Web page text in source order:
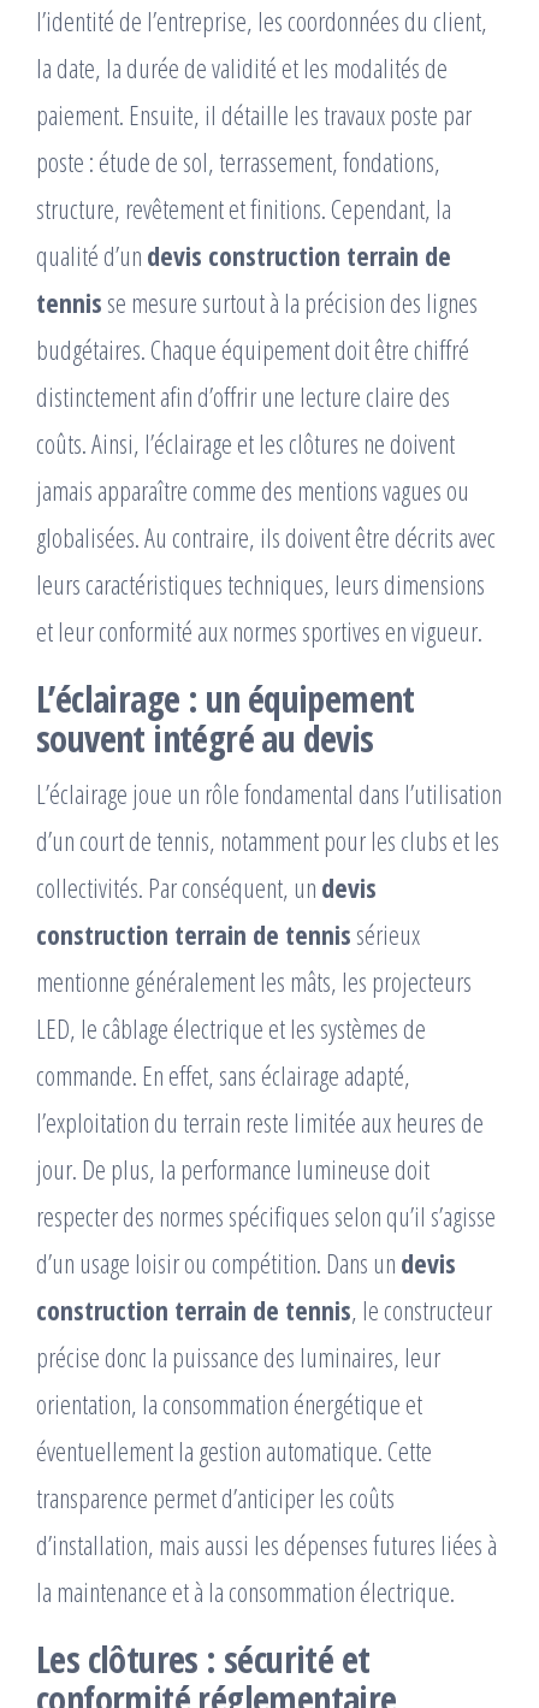
l’identité de l’entreprise, les coordonnées du client,
la date, la durée de validité et les modalités de
paiement. Ensuite, il détaille les travaux poste par
poste : étude de sol, terrassement, fondations,
structure, revêtement et finitions. Cependant, la
qualité d’un devis construction terrain de
tennis se mesure surtout à la précision des lignes
budgétaires. Chaque équipement doit être chiffré
distinctement afin d’offrir une lecture claire des
coûts. Ainsi, l’éclairage et les clôtures ne doivent
jamais apparaître comme des mentions vagues ou
globalisées. Au contraire, ils doivent être décrits avec
leurs caractéristiques techniques, leurs dimensions
et leur conformité aux normes sportives en vigueur.
L’éclairage : un équipement
souvent intégré au devis
L’éclairage joue un rôle fondamental dans l’utilisation
d’un court de tennis, notamment pour les clubs et les
collectivités. Par conséquent, un devis
construction terrain de tennis sérieux
mentionne généralement les mâts, les projecteurs
LED, le câblage électrique et les systèmes de
commande. En effet, sans éclairage adapté,
l’exploitation du terrain reste limitée aux heures de
jour. De plus, la performance lumineuse doit
respecter des normes spécifiques selon qu’il s’agisse
d’un usage loisir ou compétition. Dans un devis
construction terrain de tennis, le constructeur
précise donc la puissance des luminaires, leur
orientation, la consommation énergétique et
éventuellement la gestion automatique. Cette
transparence permet d’anticiper les coûts
d’installation, mais aussi les dépenses futures liées à
la maintenance et à la consommation électrique.
Les clôtures : sécurité et